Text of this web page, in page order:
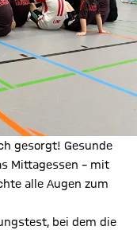
gesorgt! Gesunde
Mittagessen – mit
alle Augen zum
bei dem die